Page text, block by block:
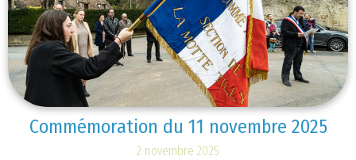
Commémoration du 11 novembre 2025
2 novembre 2025